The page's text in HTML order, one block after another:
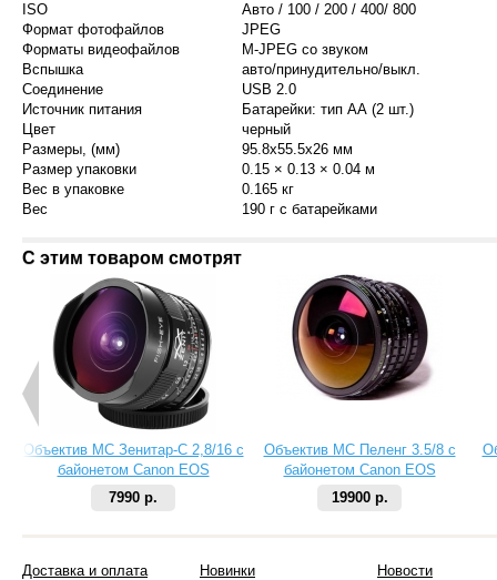
ISO
Авто / 100 / 200 / 400/ 800
Формат фотофайлов
JPEG
Форматы видеофайлов
M-JPEG со звуком
Вспышка
авто/принудительно/выкл.
Соединение
USB 2.0
Источник питания
Батарейки: тип АА (2 шт.)
Цвет
черный
Размеры, (мм)
95.8x55.5x26 мм
Размер упаковки
0.15 × 0.13 × 0.04 м
Вес в упаковке
0.165 кг
Вес
190 г с батарейками
С этим товаром смотрят
Объектив МС Зенитар-C 2,8/16 с
байонетом Canon EOS
7990 р.
Объектив МС Пеленг 3.5/8 с
байонетом Canon EOS
19900 р.
Доставка и оплата
Новинки
Новости